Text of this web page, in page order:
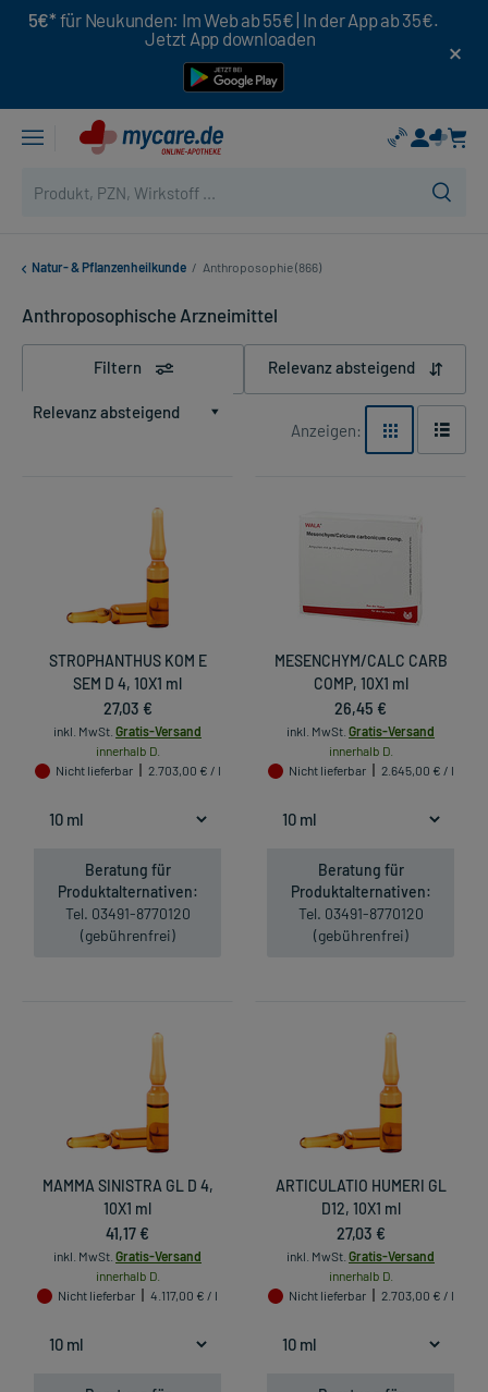
5€* für Neukunden: Im Web ab 55€ | In der App ab 35€.
Jetzt App downloaden
Natur- & Pflanzenheilkunde / Anthroposophie (866)
Anthroposophische Arzneimittel
Filtern Relevanz absteigend
Relevanz absteigend
Anzeigen:
STROPHANTHUS KOM E
SEM D 4, 10X1 ml
27,03 €
inkl. MwSt. Gratis-Versand
innerhalb D.
Nicht lieferbar
2.703,00 € / l
Beratung für
Produktalternativen:
Tel. 03491-8770120
(gebührenfrei)
MESENCHYM/CALC CARB
COMP, 10X1 ml
26,45 €
inkl. MwSt. Gratis-Versand
innerhalb D.
Nicht lieferbar
2.645,00 € / l
Beratung für
Produktalternativen:
Tel. 03491-8770120
(gebührenfrei)
MAMMA SINISTRA GL D 4,
10X1 ml
41,17 €
inkl. MwSt. Gratis-Versand
innerhalb D.
Nicht lieferbar
4.117,00 € / l
ARTICULATIO HUMERI GL
D12, 10X1 ml
27,03 €
inkl. MwSt. Gratis-Versand
innerhalb D.
Nicht lieferbar
2.703,00 € / l